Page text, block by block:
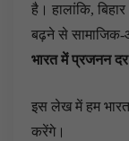
है। हालांकि,
बढ़ने से सामाजिक-
भारत में प्रजनन दर
इस लेख में हम भारत
करेंगे।